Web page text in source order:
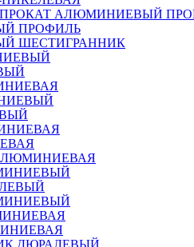
АЛЮМИНИЕВЫЙ
ПРОФИЛЬ
ШЕСТИГРАННИК